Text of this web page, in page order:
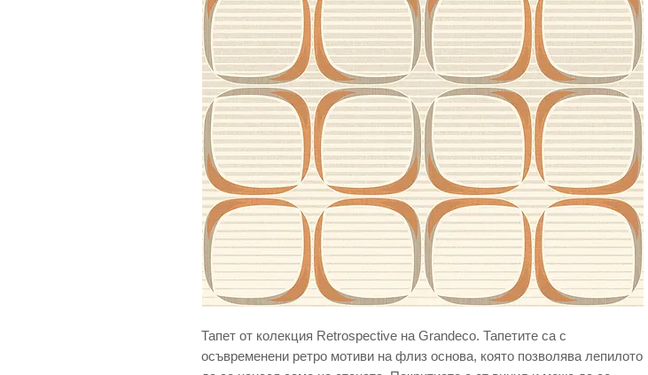
Тапет от колекция Retrospective на Grandeco. Тапетите са с
осъвременени ретро мотиви на флиз основа, която позволява лепилото